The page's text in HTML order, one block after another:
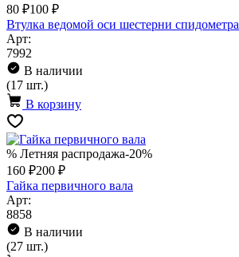
80 ₽100 ₽
Втулка ведомой оси шестерни спидометра
Арт:
7992
В наличии
(17 шт.)
В корзину
% Летняя распродажа-20%
160 ₽200 ₽
Гайка первичного вала
Арт:
8858
В наличии
(27 шт.)